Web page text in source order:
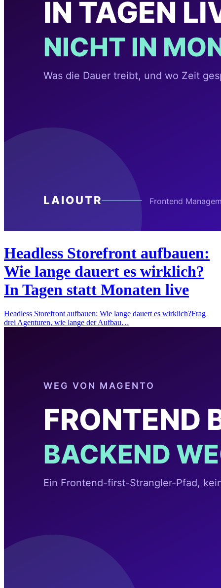
Headless Storefront aufbauen:
Wie lange dauert es wirklich?
In Tagen statt Monaten live
Headless Storefront aufbauen: Wie lange dauert es wirklich?Frag
drei Agenturen, wie lange der Aufbau…